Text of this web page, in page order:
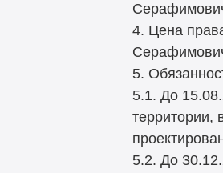
4. Цена
5.
5.1. До
территории,
5.2. До